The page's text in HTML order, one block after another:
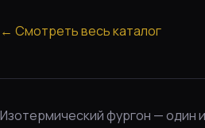
← Смотреть весь каталог
Изотермический фургон — один